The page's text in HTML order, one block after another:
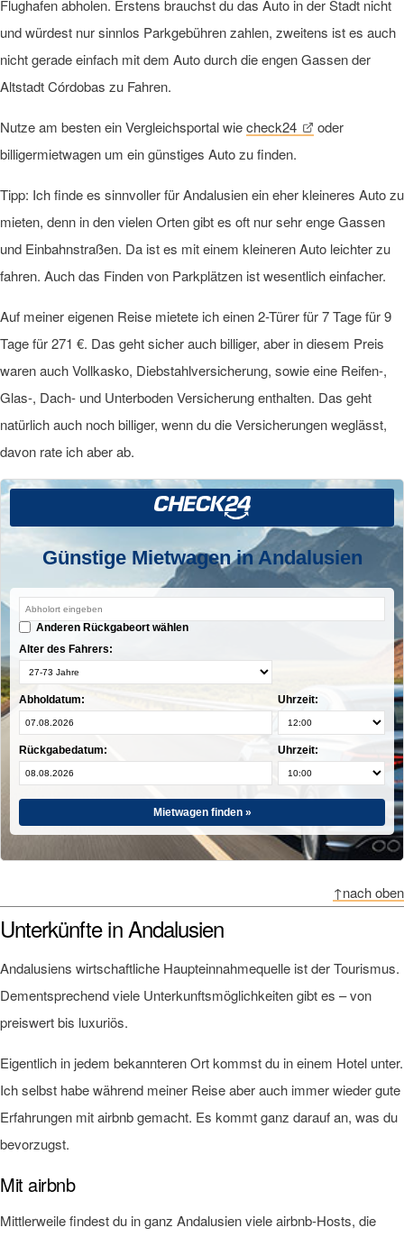
Flughafen abholen. Erstens brauchst du das Auto in der Stadt nicht
und würdest nur sinnlos Parkgebühren zahlen, zweitens ist es auch
nicht gerade einfach mit dem Auto durch die engen Gassen der
Altstadt Córdobas zu Fahren.
Nutze am besten ein Vergleichsportal wiecheck24
oder
billigermietwagen um ein günstiges Auto zu finden.
Tipp: Ich finde es sinnvoller für Andalusien ein eher kleineres Auto zu
mieten, denn in den vielen Orten gibt es oft nur sehr enge Gassen
und Einbahnstraßen. Da ist es mit einem kleineren Auto leichter zu
fahren. Auch das Finden von Parkplätzen ist wesentlich einfacher.
Auf meiner eigenen Reise mietete ich einen 2-Türer für 7 Tage für 9
Tage für 271 €. Das geht sicher auch billiger, aber in diesem Preis
waren auch Vollkasko, Diebstahlversicherung, sowie eine Reifen-,
Glas-, Dach- und Unterboden Versicherung enthalten. Das geht
natürlich auch noch billiger, wenn du die Versicherungen weglässt,
davon rate ich aber ab.
Günstige Mietwagen in Andalusien
Anderen Rückgabeort wählen
Alter des Fahrers:
Abholdatum:
Rückgabedatum:
Uhrzeit:
Uhrzeit:
Mietwagen finden »
↑nach oben
Unterkünfte in Andalusien
Andalusiens wirtschaftliche Haupteinnahmequelle ist der Tourismus.
Dementsprechend viele Unterkunftsmöglichkeiten gibt es – von
preiswert bis luxuriös.
Eigentlich in jedem bekannteren Ort kommst du in einem Hotel unter.
Ich selbst habe während meiner Reise aber auch immer wieder gute
Erfahrungen mit airbnb gemacht. Es kommt ganz darauf an, was du
bevorzugst.
Mit airbnb
Mittlerweile findest du in ganz Andalusien viele airbnb-Hosts, die